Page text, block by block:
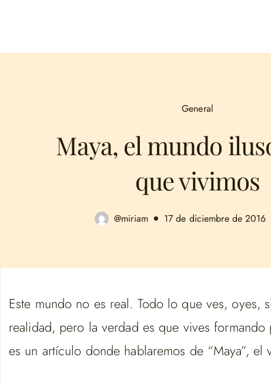
General
Maya, el mundo
que vivimos
@miriam 17 de diciembre de 2016
Este mundo no es real. Todo lo que ves,
realidad, pero la verdad es que vives
es un artículo donde hablaremos de “Maya”, el